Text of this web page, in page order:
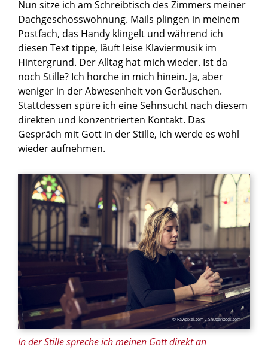
© Rawpixel.com / Shutterstock.com
In der Stille spreche ich meinen Gott direkt an
Nun sitze ich am Schreibtisch des Zimmers meiner
Dachgeschosswohnung. Mails plingen in meinem
Postfach, das Handy klingelt und während ich
diesen Text tippe, läuft leise Klaviermusik im
Hintergrund. Der Alltag hat mich wieder. Ist da
noch Stille? Ich horche in mich hinein. Ja, aber
weniger in der Abwesenheit von Geräuschen.
Stattdessen spüre ich eine Sehnsucht nach diesem
direkten und konzentrierten Kontakt. Das
Gespräch mit Gott in der Stille, ich werde es wohl
wieder aufnehmen.